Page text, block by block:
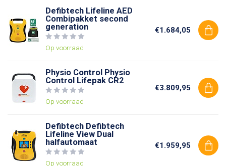
Defibtech Lifeline AED
Combipakket second
generation
Op voorraad
€1.684,05
Physio Control Physio
Control Lifepak CR2
Op voorraad
€3.809,95
Defibtech Defibtech
Lifeline View Dual
halfautomaat
Op voorraad
€1.959,95